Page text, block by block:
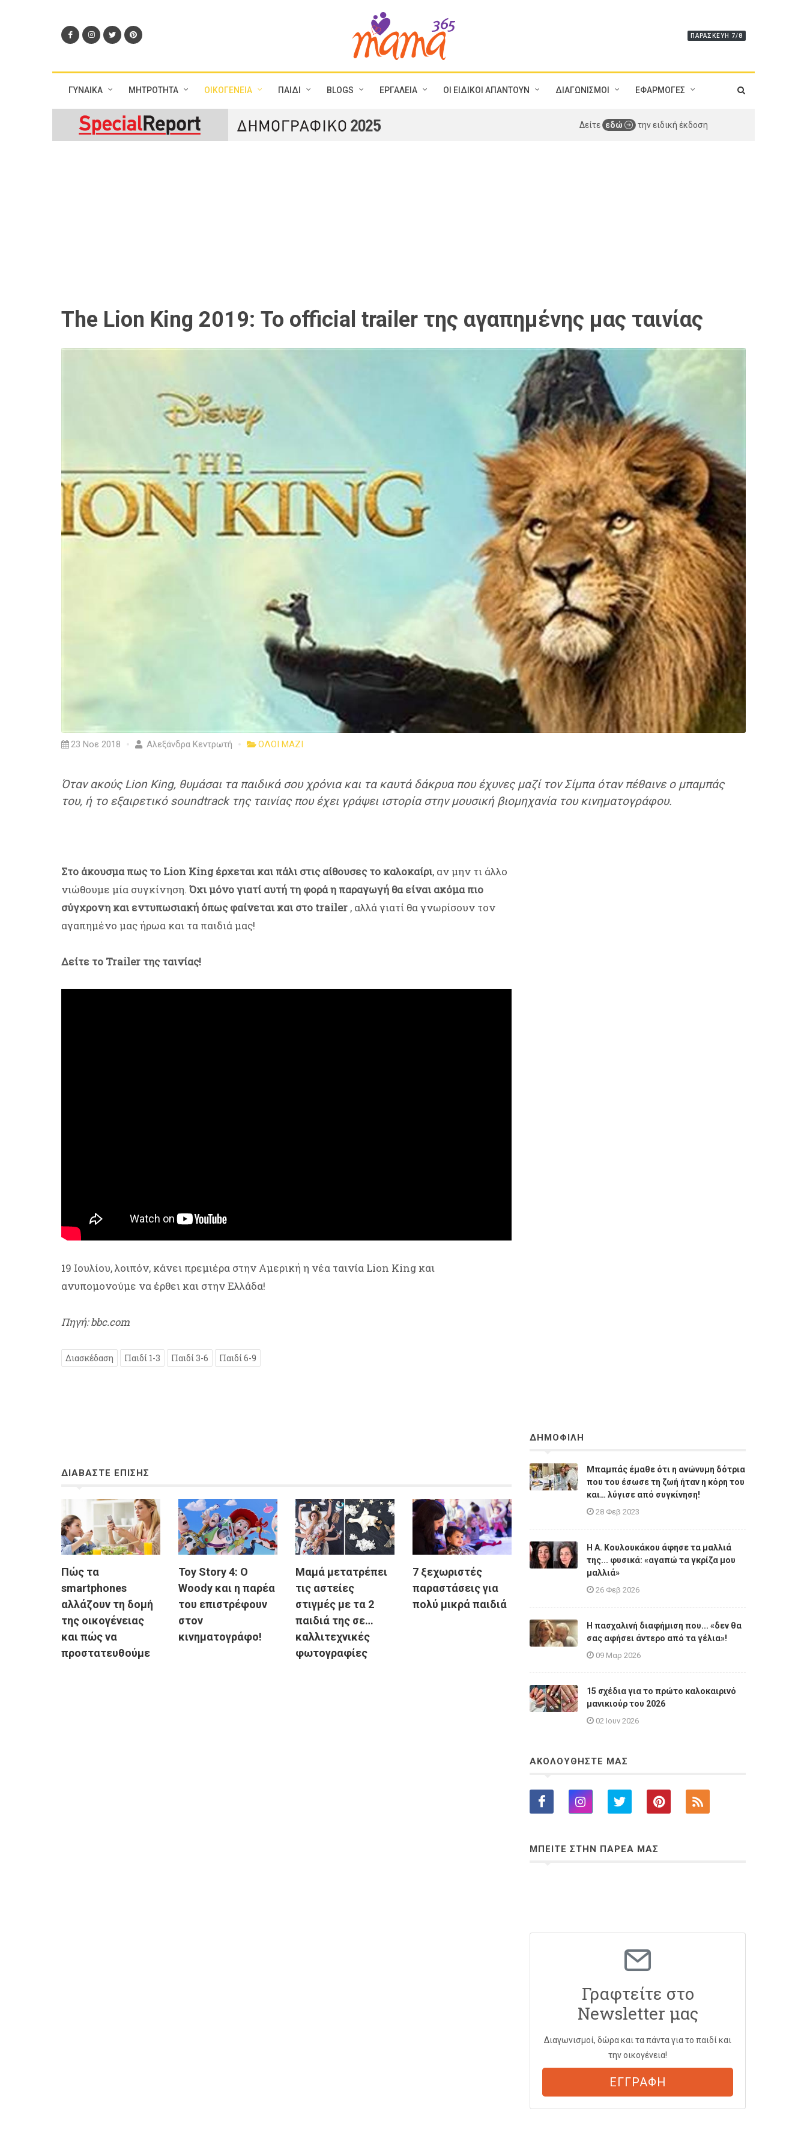
ΠΑΡΑΣΚΕΥΉ 7/8
ΓΥΝΑΙΚΑ ΜΗΤΡΟΤΗΤΑ ΟΙΚΟΓΕΝΕΙΑ ΠΑΙΔΙ BLOGS ΕΡΓΑΛΕΙΑ ΟΙ ΕΙΔΙΚΟΙ ΑΠΑΝΤΟΥΝ ΔΙΑΓΩΝΙΣΜΟΙ ΕΦΑΡΜΟΓΕΣ
Δείτε εδώ την ειδική έκδοση
The Lion King 2019: Το official trailer της αγαπημένης μας ταινίας
23 Νοε 2018 Αλεξάνδρα Κεντρωτή ΟΛΟΙ ΜΑΖΙ
Όταν ακούς Lion King, θυμάσαι τα παιδικά σου χρόνια και τα καυτά δάκρυα που έχυνες μαζί τον Σίμπα όταν πέθαινε ο μπαμπάς
του, ή το εξαιρετικό soundtrack της ταινίας που έχει γράψει ιστορία στην μουσική βιομηχανία του κινηματογράφου.
Στο άκουσμα πως το Lion King έρχεται και πάλι στις αίθουσες το καλοκαίρι, αν μην τι άλλο
νιώθουμε μία συγκίνηση. Όχι μόνο γιατί αυτή τη φορά η παραγωγή θα είναι ακόμα πιο
σύγχρονη και εντυπωσιακή όπως φαίνεται και στο trailer , αλλά γιατί θα γνωρίσουν τον
αγαπημένο μας ήρωα και τα παιδιά μας!
Δείτε το Trailer της ταινίας!
19 Ιουλίου, λοιπόν, κάνει πρεμιέρα στην Αμερική η νέα ταινία Lion King και
ανυπομονούμε να έρθει και στην Ελλάδα!
Πηγή: bbc.com
Διασκέδαση Παιδί 1-3 Παιδί 3-6 Παιδί 6-9
ΔΙΑΒΑΣΤΕ ΕΠΙΣΗΣ
Πώς τα
smartphones
αλλάζουν τη δομή
της οικογένειας
και πώς να
προστατευθούμε
Toy Story 4: Ο
Woody και η παρέα
του επιστρέφουν
στον
κινηματογράφο!
Μαμά μετατρέπει
τις αστείες
στιγμές με τα 2
παιδιά της σε…
καλλιτεχνικές
φωτογραφίες
7 ξεχωριστές
παραστάσεις για
πολύ μικρά παιδιά
ΔΗΜΟΦΙΛΗ
Μπαμπάς έμαθε ότι η ανώνυμη δότρια
που του έσωσε τη ζωή ήταν η κόρη του
και… λύγισε από συγκίνηση!
28 Φεβ 2023
Η A. Κουλουκάκου άφησε τα μαλλιά
της... φυσικά: «αγαπώ τα γκρίζα μου
μαλλιά»
26 Φεβ 2026
Η πασχαλινή διαφήμιση που... «δεν θα
σας αφήσει άντερο από τα γέλια»!
09 Μαρ 2026
15 σχέδια για το πρώτο καλοκαιρινό
μανικιούρ του 2026
02 Ιουν 2026
ΑΚΟΛΟΥΘΗΣΤΕ ΜΑΣ
ΜΠΕΙΤΕ ΣΤΗΝ ΠΑΡΕΑ ΜΑΣ
Γραφτείτε στο
Newsletter μας
Διαγωνισμοί, δώρα και τα πάντα για το παιδί και
την οικογένεια!
ΕΓΓΡΑΦΗ